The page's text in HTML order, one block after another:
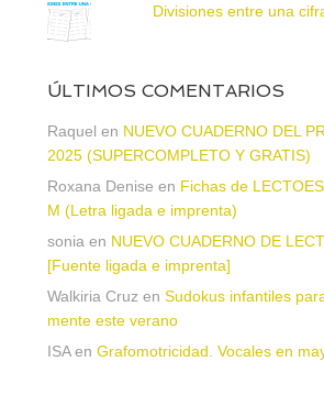
Divisiones entre una
ÚLTIMOS COMENTARIOS
Raquel en NUEVO CUADERNO DEL
2025 (SUPERCOMPLETO Y GRATIS)
Roxana Denise en Fichas de
M (Letra ligada e imprenta)
sonia en NUEVO CUADERNO DE
[Fuente ligada e imprenta]
Walkiria Cruz en Sudokus infantiles
mente este verano
ISAen Grafomotricidad. Vocales en